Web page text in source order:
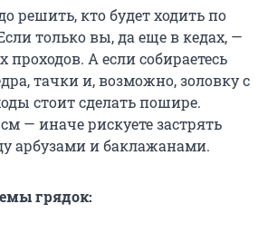
решить, кто будет ходить по
только вы, да еще в кедах, —
проходов. А если собираетесь
тачки и, возможно, золовку с
стоит сделать пошире.
— иначе рискуете застрять
арбузами и баклажанами.
грядок: